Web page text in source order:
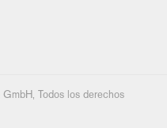
Todos los derechos